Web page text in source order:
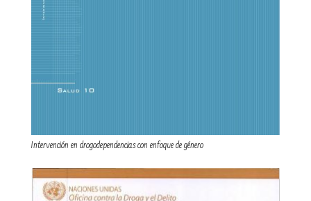
Intervención en drogodependencias con enfoque de género